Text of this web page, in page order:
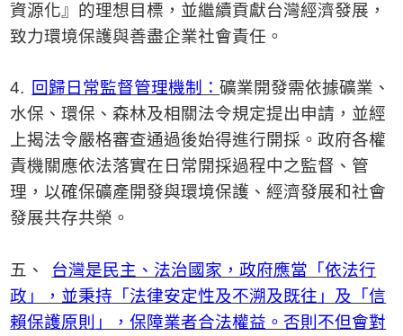
資源化』的理想目標，並繼續貢獻台灣經濟發展，
致力環境保護與善盡企業社會責任。
4. 回歸日常監督管理機制：礦業開發需依據礦業、
水保、環保、森林及相關法令規定提出申請，並經
上揭法令嚴格審查通過後始得進行開採。政府各權
責機關應依法落實在日常開採過程中之監督、管
理，以確保礦產開發與環境保護、經濟發展和社會
發展共存共榮。
五、
台灣是民主、法治國家，政府應當「依法行
政」，並秉持「法律安定性及不溯及既往」及「信
賴保護原則」，保障業者合法權益。否則不但會對